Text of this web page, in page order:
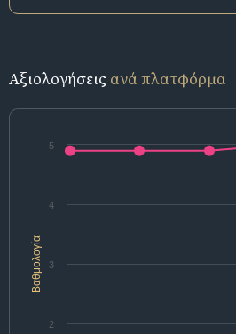
Αξιολογήσεις ανά πλατφόρμα
Βαθμολογία
2
3
4
5